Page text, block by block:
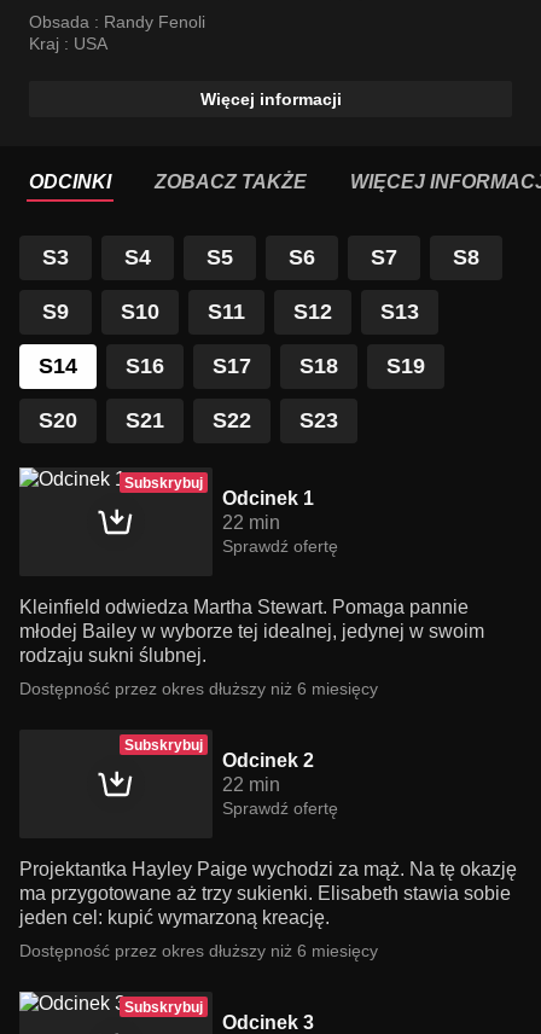
Obsada : Randy Fenoli
Kraj : USA
Więcej informacji
ODCINKI ZOBACZ TAKŻE WIĘCEJ
S3 S4 S5 S6 S7 S8
S9 S10 S11 S12 S13
S14 S16 S17 S18 S19
S20 S21 S22 S23
Subskrybuj
Odcinek 1
22 min
Sprawdź ofertę
Kleinfield odwiedza Martha Stewart. Pomaga pannie
młodej Bailey w wyborze tej idealnej, jedynej w swoim
rodzaju sukni ślubnej.
Dostępność przez okres dłuższy niż 6 miesięcy
Subskrybuj
Odcinek 2
22 min
Sprawdź ofertę
Projektantka Hayley Paige wychodzi za mąż. Na tę okazję
ma przygotowane aż trzy sukienki. Elisabeth stawia sobie
jeden cel: kupić wymarzoną kreację.
Dostępność przez okres dłuższy niż 6 miesięcy
Subskrybuj
Odcinek 3